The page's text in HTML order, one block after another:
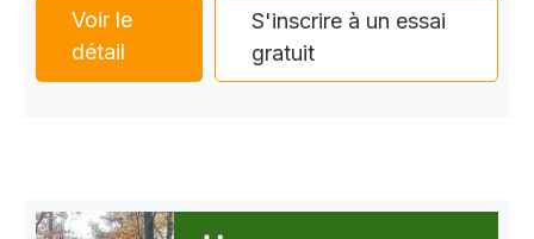
Voir le
détail
S'inscrire à un essai
gratuit